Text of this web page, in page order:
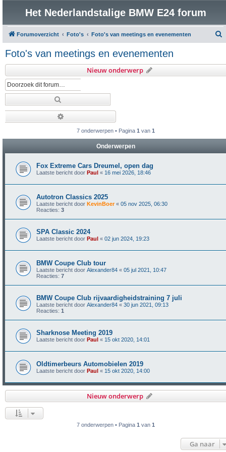
Het Nederlandstalige BMW E24 forum
Forumoverzicht Foto's Foto's van meetings en evenementen
Foto's van meetings en evenementen
Nieuw onderwerp
7 onderwerpen • Pagina 1 van 1
Onderwerpen
Fox Extreme Cars Dreumel, open dag
Laatste bericht door Paul « 16 mei 2026, 18:46
Autotron Classics 2025
Laatste bericht door KevinBoer« 05 nov 2025, 06:30
Reacties: 3
SPA Classic 2024
Laatste bericht door Paul « 02 jun 2024, 19:23
BMW Coupe Club tour
Laatste bericht door Alexander84 « 05 jul 2021, 10:47
Reacties: 7
BMW Coupe Club rijvaardigheidstraining 7 juli
Laatste bericht door Alexander84 « 30 jun 2021, 09:13
Reacties: 1
Sharknose Meeting 2019
Laatste bericht door Paul « 15 okt 2020, 14:01
Oldtimerbeurs Automobielen 2019
Laatste bericht door Paul « 15 okt 2020, 14:00
Nieuw onderwerp
7 onderwerpen • Pagina 1 van 1
Ga naar